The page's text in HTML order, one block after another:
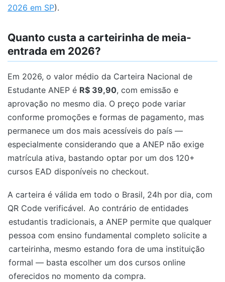
2026 em SP).
Quanto custa a carteirinha de meia-
entrada em 2026?
Em 2026, o valor médio da Carteira Nacional de
Estudante ANEP é R$ 39,90, com emissão e
aprovação no mesmo dia. O preço pode variar
conforme promoções e formas de pagamento, mas
permanece um dos mais acessíveis do país —
especialmente considerando que a ANEP não exige
matrícula ativa, bastando optar por um dos 120+
cursos EAD disponíveis no checkout.
A carteira é válida em todo o Brasil, 24h por dia, com
QR Code verificável. Ao contrário de entidades
estudantis tradicionais, a ANEP permite que qualquer
pessoa com ensino fundamental completo solicite a
carteirinha, mesmo estando fora de uma instituição
formal — basta escolher um dos cursos online
oferecidos no momento da compra.